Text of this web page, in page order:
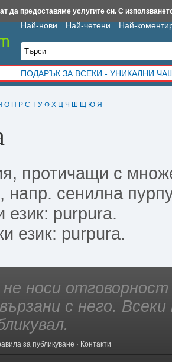
О П Р С Т У Ф Х Ц Ч Ш Щ Ю Я
протичащи с
напр. сенилна
език: purpura.
език: purpura.
Най-нови Най-четени Най-
ПОДАРЪК ЗА ВСЕКИ - УНИКАЛНИ
da.com Iztochnik.com BauBau.bg NewAge.bg
носи
с него.
за публикуване · Контакти
да предоставяме услугите си. С